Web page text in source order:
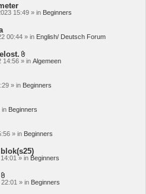
15:49 » in Beginners
00:44 » in English/ Deutsch Forum
Bijlage(n)
14:56 » in Algemeen
» in Beginners
in Beginners
» in Beginners
» in Beginners
Bijlage(n)
» in Beginners